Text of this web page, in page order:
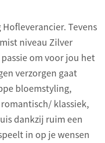
Tevens
niveau Zilver
om voor jou het
verzorgen gaat
bloemstyling,
klassiek,
dankzij ruim een
in op je wensen